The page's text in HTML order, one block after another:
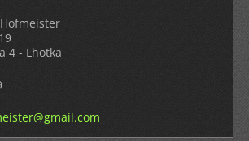
4 - Lhotka
r@gmail.com